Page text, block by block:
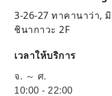
3-26-27 ทาคานาว่า,
ชินากาวะ 2F
เวลาให้บริการ
จ. ～ ศ.
10:00 - 22:00